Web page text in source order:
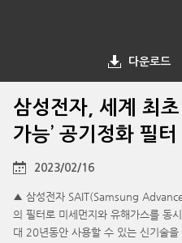
다운로드
삼성전자, 세계 최
가능’ 공기정화 필
2023/02/16
▲ 삼성전자 SAIT(Samsung
의 필터로 미세먼지와 유해가스를 동
대 20년동안 사용할 수 있는 신기술